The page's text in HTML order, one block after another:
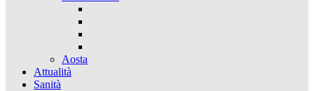
Aosta
Attualità
Sanità